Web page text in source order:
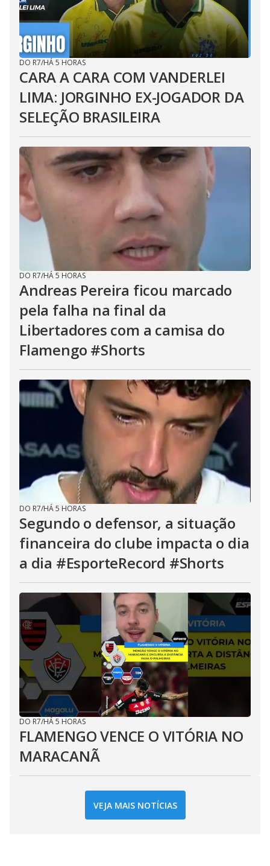
DO R7/HÁ 5 HORAS
CARA A CARA COM VANDERLEI
LIMA: JORGINHO EX-JOGADOR DA
SELEÇÃO BRASILEIRA
DO R7/HÁ 5 HORAS
Andreas Pereira ficou marcado
pela falha na final da
Libertadores com a camisa do
Flamengo #Shorts
DO R7/HÁ 5 HORAS
Segundo o defensor, a situação
financeira do clube impacta o dia
a dia #EsporteRecord #Shorts
DO R7/HÁ 5 HORAS
FLAMENGO VENCE O VITÓRIA NO
MARACANÃ
VEJA MAIS NOTÍCIAS